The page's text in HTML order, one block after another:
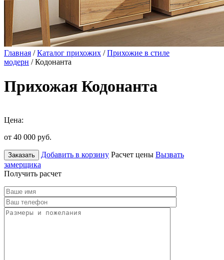
Главная /Каталог прихожих /Прихожие в стиле
модерн / Кодонанта
Прихожая Кодонанта
Цена:
от 40 000 руб.
Заказать Добавить в корзину Расчет цены Вызвать
замерщика
Получить расчет